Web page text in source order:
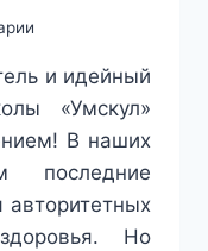
и идейный
«Умскул»
В наших
последние
Но